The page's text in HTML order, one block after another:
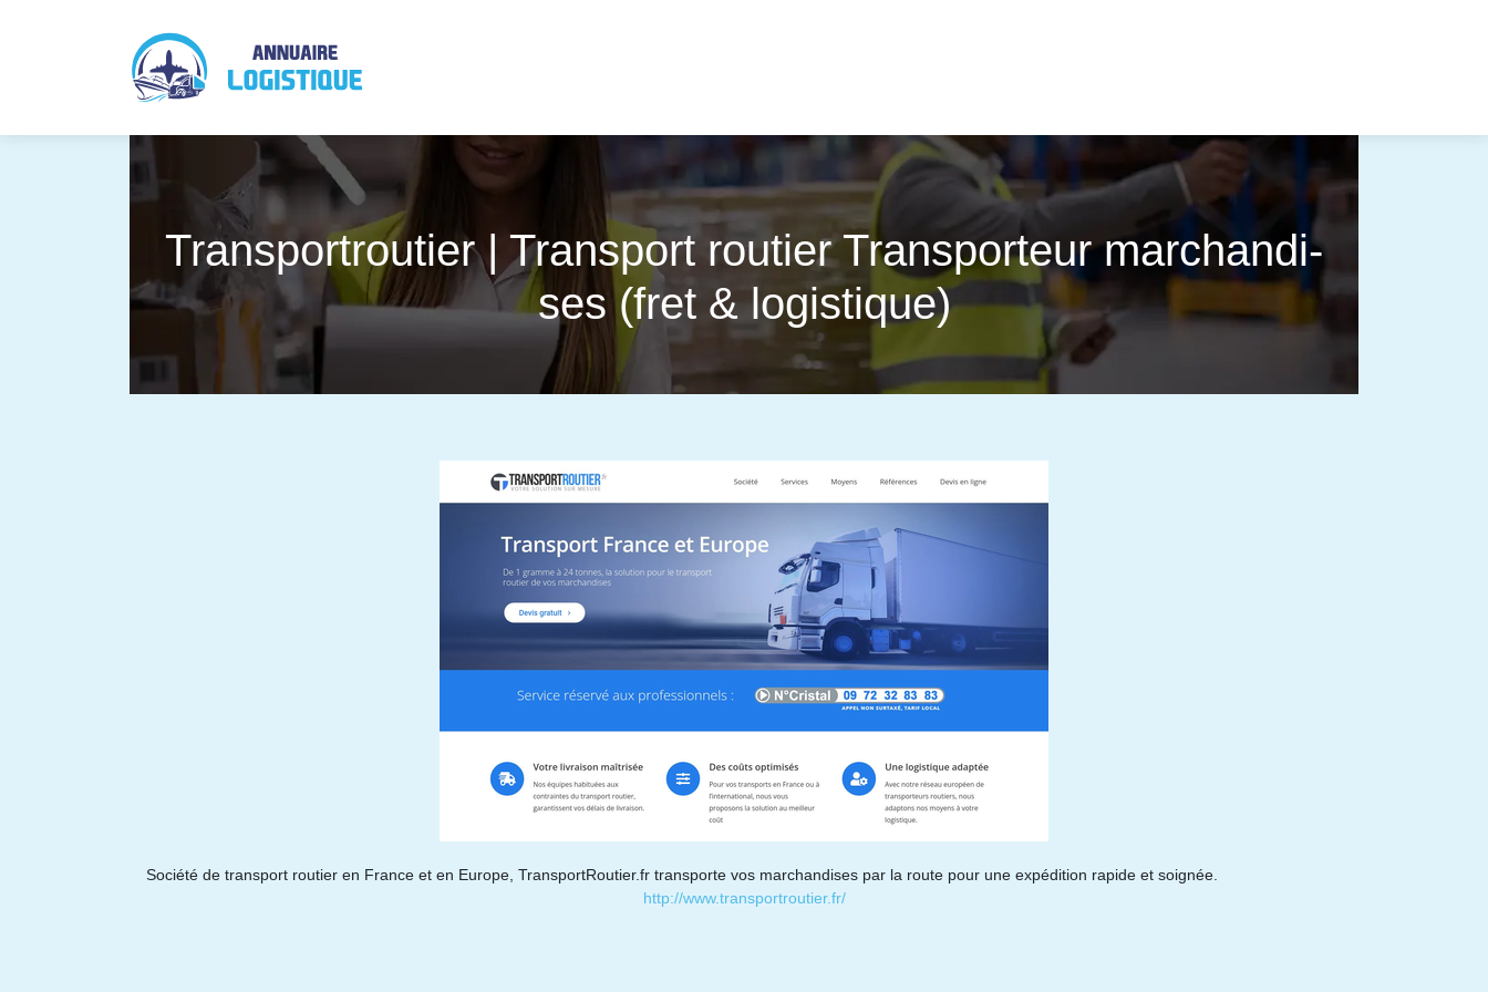
Transportrou­tier | Transport routier Transpor­teur marchan­di­
ses (fret & logistique)
Société de transport routier en France et en Europe, TransportRoutier.fr transporte vos marchandises par la route pour une expédition rapide et soignée.
http://www.transportroutier.fr/